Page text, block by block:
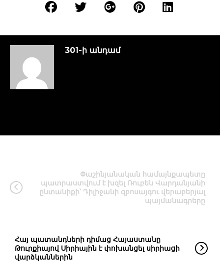
301-ի անդամ
Փաշինյանական համայնքապետը
պատրաստվում է խզել Ռուբեն Վարդանյանի
ընտանիքի՝ Դիլիջանի զբոսայգու վերաբերյալ
պայմանագրերը
Հայ պատանդների դիմաց Հայաստանը
Թուրքիայով Սիրիային է փոխանցել սիրիացի
վարձկաններին